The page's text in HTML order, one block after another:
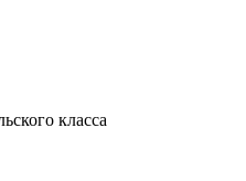
класса